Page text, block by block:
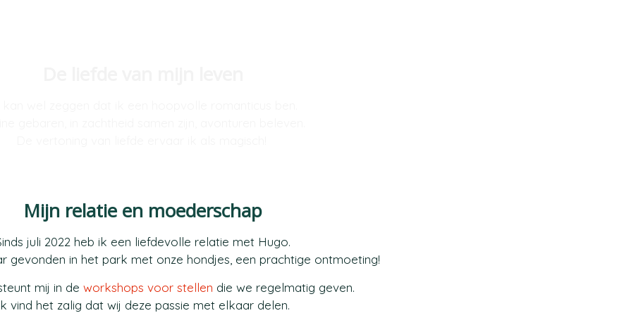
Mijn relatie en moederschap
juli 2022 heb ik een liefdevolle relatie met Hugo.
gevonden in het park met onze hondjes, een prachtige ontmoeting!
mij in deworkshops voor stellen die we regelmatig geven.
vind het zalig dat wij deze passie met elkaar delen.